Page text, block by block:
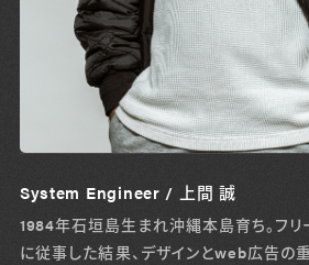
System Engineer / 上間 誠
1984年石垣島生まれ沖縄本島育ち。フリ
に従事した結果、デザインとweb広告の